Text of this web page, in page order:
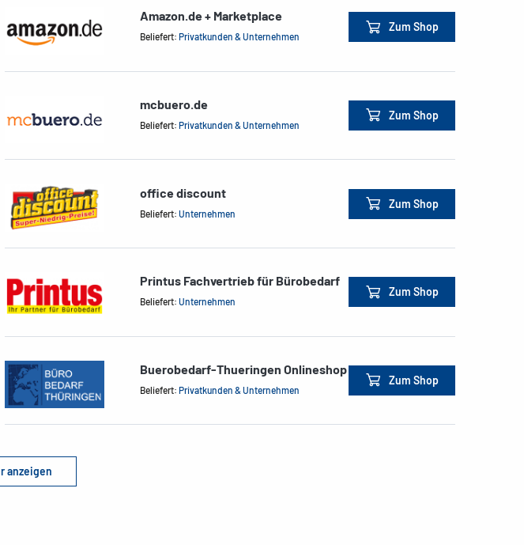
Amazon.de + Marketplace
Beliefert: Privatkunden & Unternehmen
Zum Shop
mcbuero.de
Beliefert: Privatkunden & Unternehmen
Zum Shop
office discount
Beliefert: Unternehmen
Zum Shop
Printus Fachvertrieb für Bürobedarf
Beliefert: Unternehmen
Zum Shop
Buerobedarf-Thueringen Onlineshop
Beliefert: Privatkunden & Unternehmen
Zum Shop
anzeigen